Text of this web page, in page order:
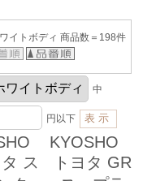
イトボディ 商品数＝198件
中
円以下
タ ス
KYOSHO
トヨタ GR